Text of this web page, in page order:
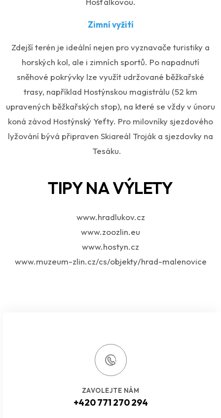
Zimní vyžití
Zdejší terén je ideální nejen pro vyznavače turistiky a
horských kol, ale i zimních sportů. Po napadnutí
sněhové pokrývky lze využít udržované běžkařské
trasy, například Hostýnskou magistrálu (52 km
upravených běžkařských stop), na které se vždy v únoru
koná závod Hostýnský Yeťty. Pro milovníky sjezdového
lyžování bývá připraven Skiareál Troják a sjezdovky na
Tesáku.
TIPY NA VÝLETY
www.hradlukov.cz
www.zoozlin.eu
www.hostyn.cz
www.muzeum-zlin.cz/cs/objekty/hrad-malenovice
ZAVOLEJTE NÁM
+420 771 270 294